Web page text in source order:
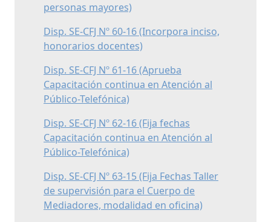
personas mayores)
Disp. SE-CFJ Nº 60-16 (Incorpora inciso,
honorarios docentes)
Disp. SE-CFJ Nº 61-16 (Aprueba
Capacitación continua en Atención al
Público-Telefónica)
Disp. SE-CFJ Nº 62-16 (Fija fechas
Capacitación continua en Atención al
Público-Telefónica)
Disp. SE-CFJ Nº 63-15 (Fija Fechas Taller
de supervisión para el Cuerpo de
Mediadores, modalidad en oficina)